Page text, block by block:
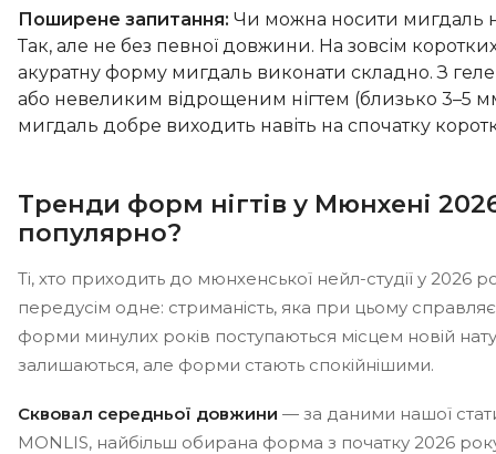
Поширене запитання: Чи можна носити мигдаль
Так, але не без певної довжини. На зовсім
акуратну форму мигдаль виконати складно. З
або невеликим відрощеним нігтем (близько 3–5
мигдаль добре виходить навіть на спочатку
Тренди форм нігтів у Мюнхені
популярно?
Ті, хто приходить до мюнхенської нейл-студії у 2026
передусім одне: стриманість, яка при цьому
форми минулих років поступаються місцем новій
залишаються, але форми стають спокійнішими.
Сквовал середньої довжини — за даними нашої
MONLIS, найбільш обирана форма з початку 2026